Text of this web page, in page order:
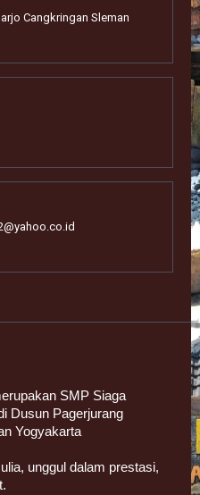
Cangkringan Sleman
SMP Siaga
Dusun Pagerjurang
Yogyakarta
unggul dalam prestasi,